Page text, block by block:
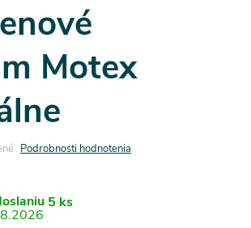
Motex
Podrobnosti hodnotenia
5 ks